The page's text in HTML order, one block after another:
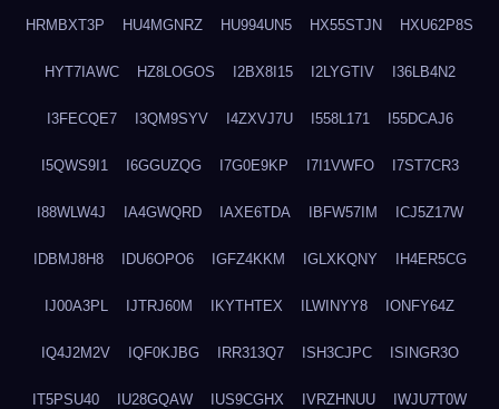
HRMBXT3P HU4MGNRZ HU994UN5 HX55STJN HXU62P8S
HYT7IAWC HZ8LOGOS I2BX8I15 I2LYGTIV I36LB4N2
I3FECQE7 I3QM9SYV I4ZXVJ7U I558L171 I55DCAJ6
I5QWS9I1 I6GGUZQG I7G0E9KP I7I1VWFO I7ST7CR3
I88WLW4J IA4GWQRD IAXE6TDA IBFW57IM ICJ5Z17W
IDBMJ8H8 IDU6OPO6 IGFZ4KKM IGLXKQNY IH4ER5CG
IJ00A3PL IJTRJ60M IKYTHTEX ILWINYY8 IONFY64Z
IQ4J2M2V IQF0KJBG IRR313Q7 ISH3CJPC ISINGR3O
IT5PSU40 IU28GQAW IUS9CGHX IVRZHNUU IWJU7T0W